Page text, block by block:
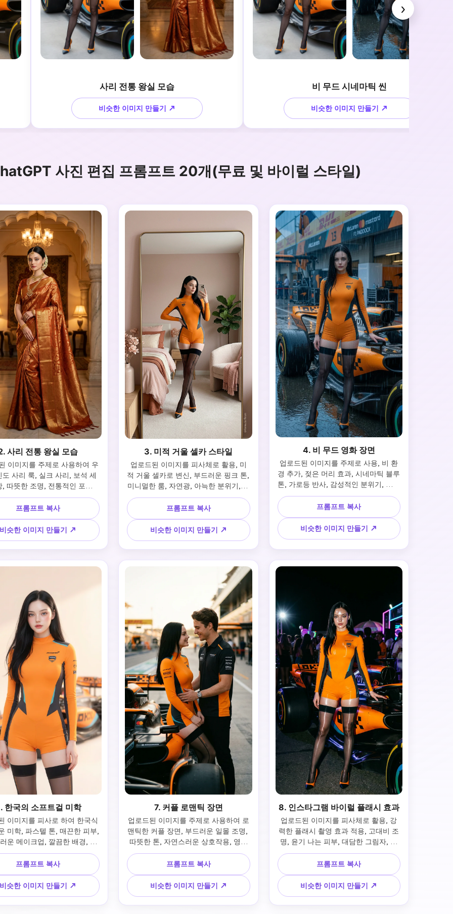
사리 전통 왕실 모습
비슷한 이미지 만들기 ↗
비 무드 시네마틱 씬
비슷한 이미지 만들기 ↗
›
사진 편집 프롬프트 20개(무료 및 바이럴 스타일)
사리 전통 왕실 모습
이미지를 주제로 사용하여 우
도 사리 룩, 실크 사리, 보석 세
, 따뜻한 조명, 전통적인 포즈,
, 매우 세부적인 직물 질감, 부
채, 프리미엄 편집 스타일로
변환하세요.
프롬프트 복사
비슷한 이미지 만들기 ↗
3. 미적 거울 셀카 스타일
업로드된 이미지를 피사체로 활용, 미
적 거울 셀카로 변신, 부드러운 핑크 톤,
미니멀한 룸, 자연광, 아늑한 분위기, 깔
끔한 구도, 인플루언서 스타일, 미묘한
그레인, 인스타그램 준비
프롬프트 복사
비슷한 이미지 만들기 ↗
4. 비 무드 영화 장면
업로드된 이미지를 주제로 사용, 비 환
경 추가, 젖은 머리 효과, 시네마틱 블루
톤, 가로등 반사, 감성적인 분위기, 사실
적인 물방울, 극적인 조명, 필름 스틸 룩
프롬프트 복사
비슷한 이미지 만들기 ↗
한국의 소프트걸 미학
이미지를 피사로 하여 한국식
미학, 파스텔 톤, 매끈한 피부,
운 메이크업, 깔끔한 배경, 확
명, 몽환적인 룩, 고해상도
프롬프트 복사
비슷한 이미지 만들기 ↗
7. 커플 로맨틱 장면
업로드된 이미지를 주제로 사용하여 로
맨틱한 커플 장면, 부드러운 일몰 조명,
따뜻한 톤, 자연스러운 상호작용, 영화
적 프레임링, 감성적인 스토리텔링, 얕
은 피사계 깊이 생성
프롬프트 복사
비슷한 이미지 만들기 ↗
8. 인스타그램 바이럴 플래시 효과
업로드된 이미지를 피사체로 활용, 강
력한 플래시 촬영 효과 적용, 고대비 조
명, 윤기 나는 피부, 대담한 그림자, 트
렌디한 인스타 스타일, 나이트 파티 분
위기
프롬프트 복사
비슷한 이미지 만들기 ↗